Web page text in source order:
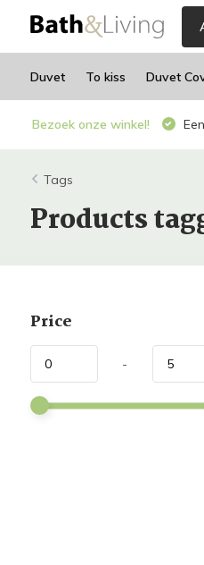
Duvet To kiss Duvet
Bezoek onze winkel!
Tags
Products
Price
-